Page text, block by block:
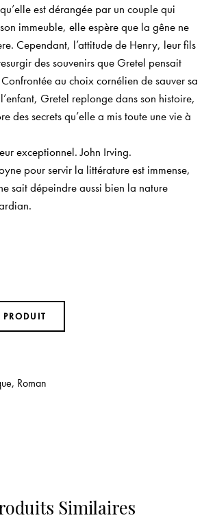
est dérangée par un couple qui
immeuble, elle espère que la gêne ne
Cependant, l’attitude de Henry, leur fils
des souvenirs que Gretel pensait
au choix cornélien de sauver sa
Gretel replonge dans son histoire,
des secrets qu’elle a mis toute une vie à
exceptionnel. John Irving.
pour servir la littérature est immense,
sait dépeindre aussi bien la nature
, Roman
Similaires